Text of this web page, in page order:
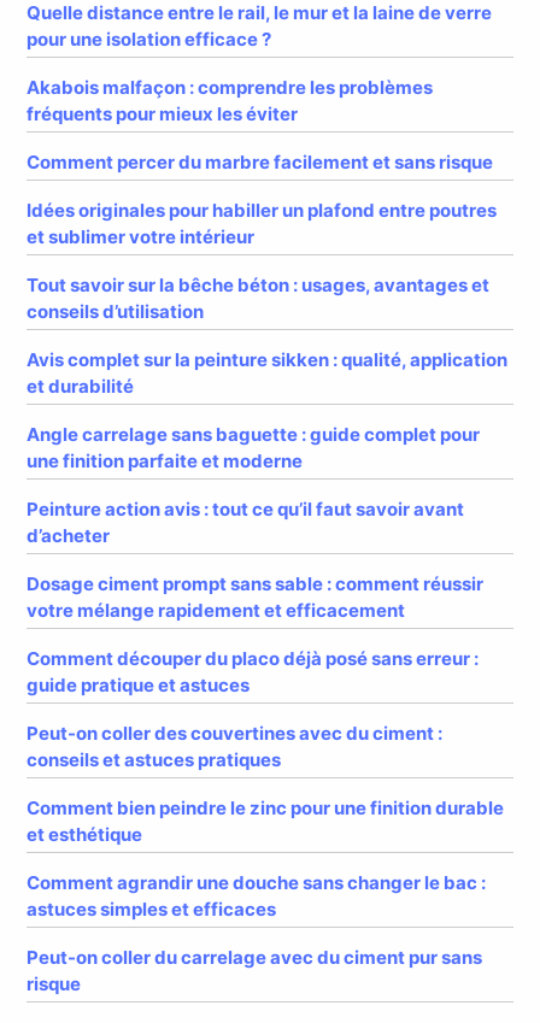
Quelle distance entre le rail, le mur et la laine de verre
pour une isolation efficace ?
Akabois malfaçon : comprendre les problèmes
fréquents pour mieux les éviter
Comment percer du marbre facilement et sans risque
Idées originales pour habiller un plafond entre poutres
et sublimer votre intérieur
Tout savoir sur la bêche béton : usages, avantages et
conseils d’utilisation
Avis complet sur la peinture sikken : qualité, application
et durabilité
Angle carrelage sans baguette : guide complet pour
une finition parfaite et moderne
Peinture action avis : tout ce qu’il faut savoir avant
d’acheter
Dosage ciment prompt sans sable : comment réussir
votre mélange rapidement et efficacement
Comment découper du placo déjà posé sans erreur :
guide pratique et astuces
Peut-on coller des couvertines avec du ciment :
conseils et astuces pratiques
Comment bien peindre le zinc pour une finition durable
et esthétique
Comment agrandir une douche sans changer le bac :
astuces simples et efficaces
Peut-on coller du carrelage avec du ciment pur sans
risque